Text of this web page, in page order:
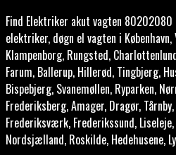
Find Elektriker akut vagten
elektriker, døgn el vagten i København,
Klampenborg, Rungsted,
Farum, Ballerup, Hillerød, Tingbjerg,
Bispebjerg, Svanemøllen, Ryparken,
Frederiksberg, Amager, Dragør,
Frederiksværk, Frederikssund,
Nordsjælland, Roskilde, Hedehusene,